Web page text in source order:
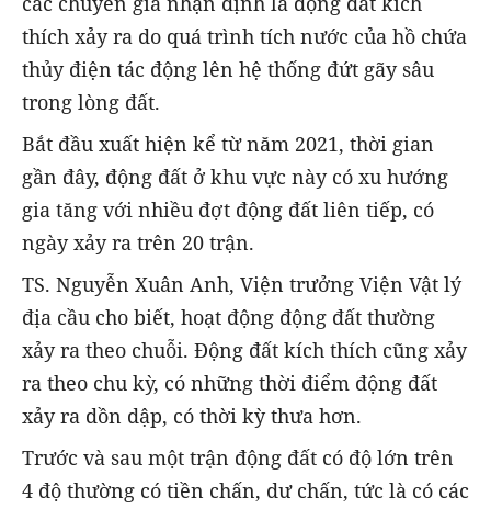
thích xảy ra do quá trình tích nước của hồ chứa
thủy điện tác động lên hệ thống đứt gãy sâu
trong lòng đất.
Bắt đầu xuất hiện kể từ năm 2021, thời gian
gần đây, động đất ở khu vực này có xu hướng
gia tăng với nhiều đợt động đất liên tiếp, có
ngày xảy ra trên 20 trận.
TS. Nguyễn Xuân Anh, Viện trưởng Viện Vật lý
địa cầu cho biết, hoạt động động đất thường
xảy ra theo chuỗi. Động đất kích thích cũng xảy
ra theo chu kỳ, có những thời điểm động đất
xảy ra dồn dập, có thời kỳ thưa hơn.
Trước và sau một trận động đất có độ lớn trên
4 độ thường có tiền chấn, dư chấn, tức là có các